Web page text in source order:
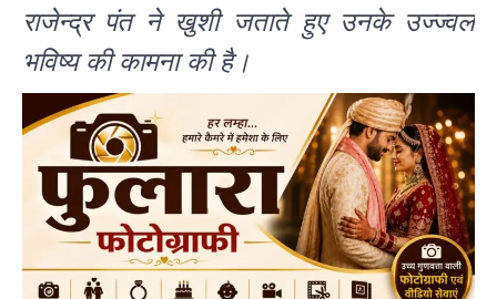
राजेन्द्र पंत ने खुशी जताते हुए उनके उज्ज्वल
भविष्य की कामना की है।